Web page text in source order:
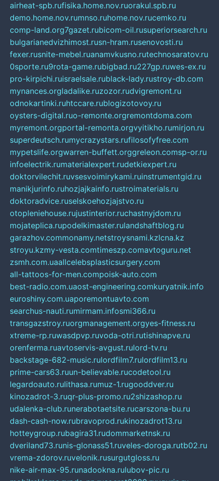
airheat-spb.rufisika.home.nov.ruorakul.spb.ru
demo.home.nov.rumnso.ruhome.nov.rucemko.ru
comp-land.org7gazet.rubicom-oil.rusuperiorsearch.ru
bulgarianedvizhimost.rusn-hram.rusenovosti.ru
fexer.rusnite-mebel.ruanamvkusno.rutechnosaratov.ru
0sporte.ru9rota-game.rubigbad.ru227gp.ruwes-ex.ru
pro-kirpichi.ruisraelsale.rublack-lady.rustroy-db.com
mynances.orgladalike.ruzozor.rudvigremont.ru
odnokartinki.ruhtccare.rublogizotovoy.ru
oysters-digital.ruo-remonte.orgremontdoma.com
myremont.orgportal-remonta.orgvyitikho.rumirjon.ru
superdeutsch.rumycrazystars.rufilosofyfree.com
mypetslife.orgwarren-buffett.orggreleon.comsp-or.ru
infoelectrik.rumaterialexpert.rudetkiexpert.ru
doktorvilechit.ruvsesvoimirykami.ruinstrumentgid.ru
manikjurinfo.ruhozjajkainfo.rustroimaterials.ru
doktoradvice.ruselskoehozjajstvo.ru
otopleniehouse.rujustinterior.ruchastnyjdom.ru
mojateplica.rupodelkimaster.rulandshaftblog.ru
garazhov.commonamy.netstroysnami.kzlcna.kz
stroyu.kzmy-vesta.comtimeszp.comavtoguru.net
zsmh.com.uaallcelebsplasticsurgery.com
all-tattoos-for-men.compoisk-auto.com
best-radio.com.uaost-engineering.comkuryatnik.info
euroshiny.com.uaporemontuavto.com
searchus-nauti.rumirmam.infosmi366.ru
transgazstroy.ruorgmanagement.orgyes-fitness.ru
xtreme-rp.ruwasdpvp.ruvoda-otri.rutishinapve.ru
orenferma.ruavtoservis-avgust.rulord-tv.ru
backstage-682-music.rulordfilm7.rulordfilm13.ru
prime-cars63.ruun-believable.rucodetool.ru
legardoauto.rulithasa.rumuz-1.rugooddver.ru
kinozadrot-3.ruqr-plus-promo.ru2shizashop.ru
udalenka-club.runerabotaetsite.rucarszona-bu.ru
dash-cash-now.rubravoprod.rukinozadrot13.ru
hotteygroup.rubagira31.rudommarketnsk.ru
dveriland73.runis-glonass51.ruveles-doroga.rutb02.ru
vrema-zdorov.ruvelonik.rusurgutgloss.ru
nike-air-max-95.runadookna.rulubov-pic.ru